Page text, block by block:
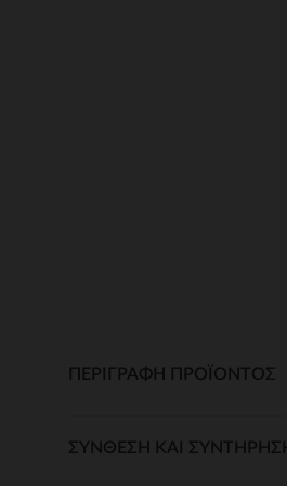
ΠΕΡΙΓΡΑΦΉ ΠΡΟΪΌΝΤΟΣ
ΣΎΝΘΕΣΗ ΚΑΙ ΣΥΝΤΉΡΗΣΗ